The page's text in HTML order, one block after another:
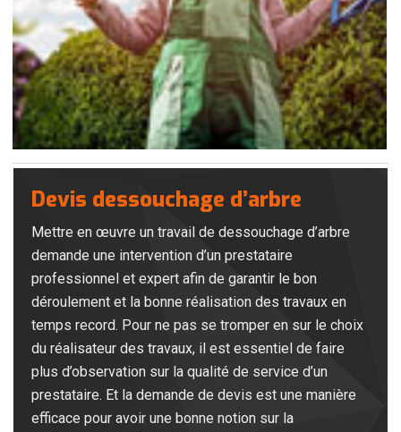
Devis dessouchage d’arbre
Mettre en œuvre un travail de dessouchage d’arbre
demande une intervention d’un prestataire
professionnel et expert afin de garantir le bon
déroulement et la bonne réalisation des travaux en
temps record. Pour ne pas se tromper en sur le choix
du réalisateur des travaux, il est essentiel de faire
plus d’observation sur la qualité de service d’un
prestataire. Et la demande de devis est une manière
efficace pour avoir une bonne notion sur la